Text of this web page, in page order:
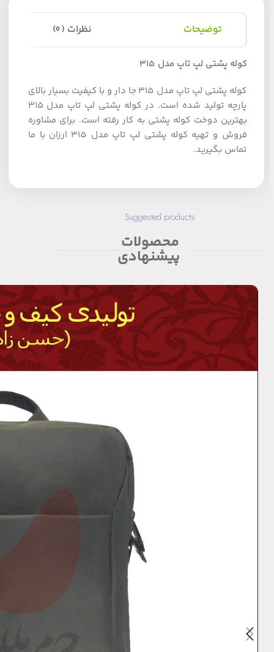
توضیحات نظرات (0)
کوله پشتی لپ تاپ مدل 315
کوله پشتی لپ تاپ مدل 315 جا دار و با کیفیت بسیار بالای
پارچه تولید شده است. در کوله پشتی لپ تاپ مدل 315
بهترین دوخت کوله پشتی به کار رفته است. برای مشاوره
فروش و تهیه کوله پشتی لپ تاپ مدل 315 ارزان با ما
تماس بگیرید.
Suggested products
محصولات
پیشنهادی